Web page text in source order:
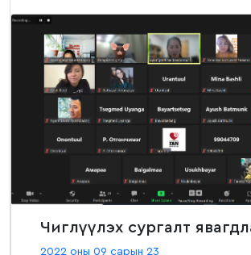
Чиглүүлэх сургалт
2022 оны 09 сарын 23